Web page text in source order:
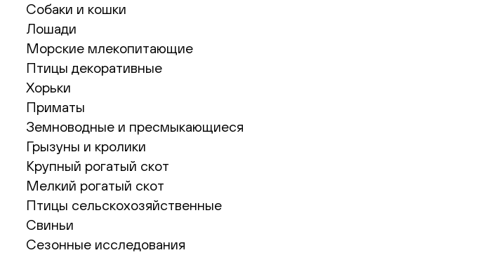
Собаки и кошки
Лошади
Морские млекопитающие
Птицы декоративные
Хорьки
Приматы
Земноводные и пресмыкающиеся
Грызуны и кролики
Крупный рогатый скот
Мелкий рогатый скот
Птицы сельскохозяйственные
Свиньи
Сезонные исследования